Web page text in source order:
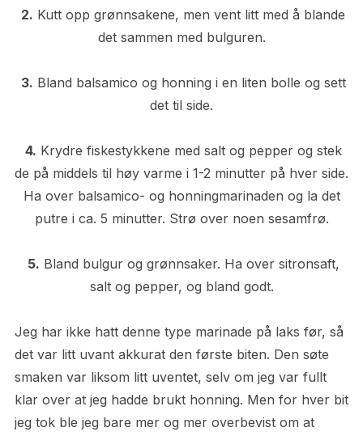
2. Kutt opp grønnsakene, men vent litt med å blande
det sammen med bulguren.
3. Bland balsamico og honning i en liten bolle og sett
det til side.
4. Krydre fiskestykkene med salt og pepper og stek
de på middels til høy varme i 1-2 minutter på hver side.
Ha over balsamico- og honningmarinaden og la det
putre i ca. 5 minutter. Strø over noen sesamfrø.
5. Bland bulgur og grønnsaker. Ha over sitronsaft,
salt og pepper, og bland godt.
Jeg har ikke hatt denne type marinade på laks før, så
det var litt uvant akkurat den første biten. Den søte
smaken var liksom litt uventet, selv om jeg var fullt
klar over at jeg hadde brukt honning. Men for hver bit
jeg tok ble jeg bare mer og mer overbevist om at